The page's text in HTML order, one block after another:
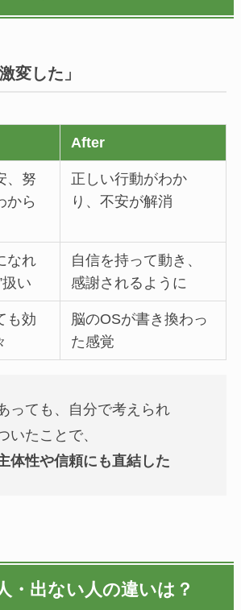
変した」
After
、努
から
正しい行動がわか
り、不安が解消
なれ
扱い
自信を持って動き、
感謝されるように
も効
脳のOSが書き換わっ
た感覚
っても、自分で考えられ
いたことで、
体性や信頼にも直結した
・出ない人の違いは？